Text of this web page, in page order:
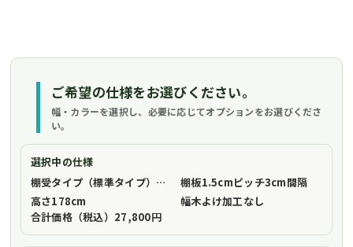
ご希望の仕様をお選びください。
幅・カラーを選択し、必要に応じてオプションをお選びくださ
い。
選択中の仕様
棚受タイプ（標準タイプ）
フリーストップ棚受（標準仕様）
棚板1.5cmピッチ3cm間隔
高さ178cm 幅木よけ加工なし
合計価格（税込） 27,800円